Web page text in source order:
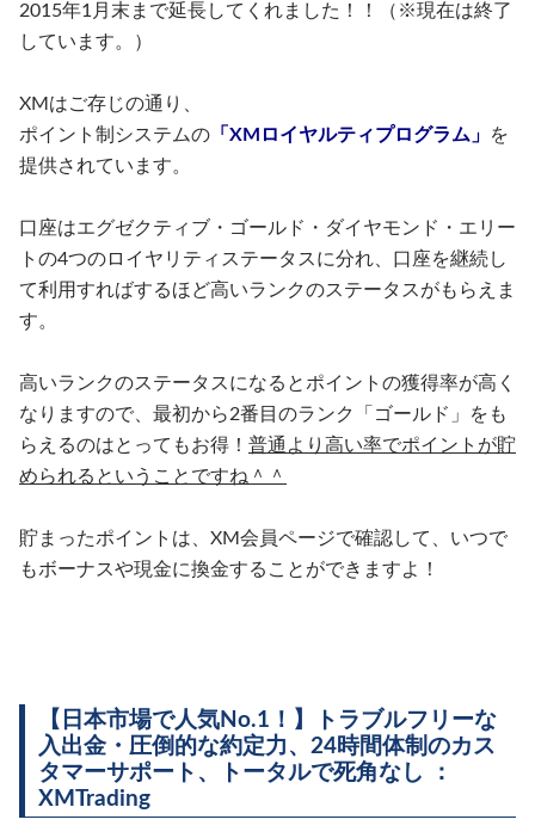
2015年1月末まで延長してくれました！！
（※現在は終了
しています。）
XMはご存じの通り、
ポイント制システムの 「XMロイヤルティプログラム」
を
提供されています。
口座はエグゼクティブ・ゴールド・ダイヤモンド・エリー
トの4つのロイヤリティステータスに分れ、口座を継続し
て利用すればするほど高いランクのステータスがもらえま
す。
高いランクのステータスになるとポイントの獲得率が高く
なりますので、最初から2番目のランク「ゴールド」をも
らえるのはとってもお得！ 普通より高い率でポイントが貯
められるということですね＾＾
貯まったポイントは、XM会員ページで確認して、いつで
もボーナスや現金に換金することができますよ！
【日本市場で人気No.1！】トラブルフリーな
入出金・圧倒的な約定力、24時間体制のカス
タマーサポート、トータルで死角なし ：
XMTrading